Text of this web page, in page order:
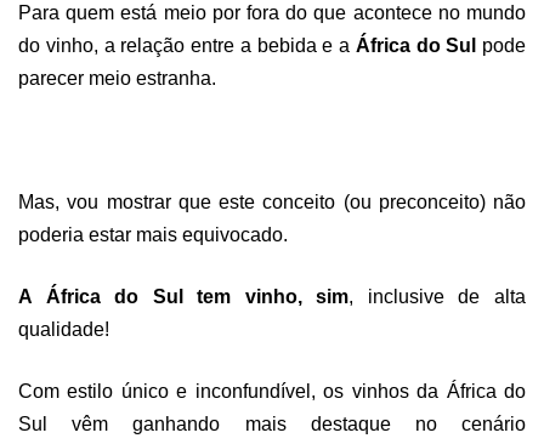
Para quem está meio por fora do que acontece no mundo
do vinho, a relação entre a bebida e a África do Sul
pode
parecer meio estranha.
Mas, vou mostrar que este conceito (ou preconceito) não
poderia estar mais equivocado.
A África do Sul tem vinho,sim, inclusive de alta
qualidade!
Com estilo único e inconfundível, os vinhos da África do
Sul vêm ganhando mais destaque no cenário